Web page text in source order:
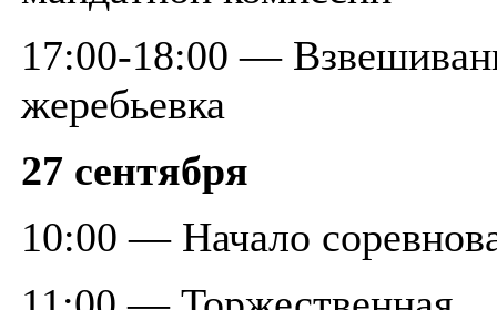
17:00-18:00 —
жеребьевка
27 сентября
10:00 — Начало